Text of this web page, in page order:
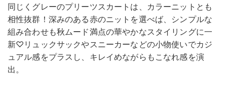
同じくグレーのプリーツスカートは、カラーニットとも
相性抜群！深みのある赤のニットを選べば、シンプルな
組み合わせも秋ムード満点の華やかなスタイリングに一
新♡リュックサックやスニーカーなどの小物使いでカジ
ュアル感をプラスし、キレイめながらもこなれ感を演
出。